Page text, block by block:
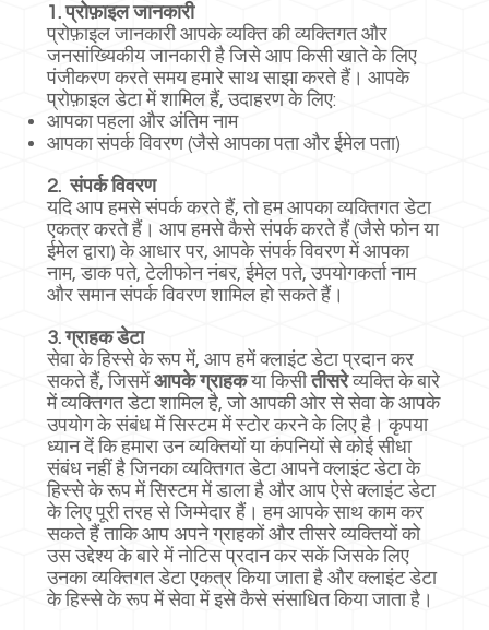
1. प्रोफ़ाइल जानकारी
प्रोफ़ाइल जानकारी आपके व्यक्ति की व्यक्तिगत और
जनसांख्यिकीय जानकारी है जिसे आप किसी खाते के लिए
पंजीकरण करते समय हमारे साथ साझा करते हैं। आपके
प्रोफ़ाइल डेटा में शामिल हैं, उदाहरण के लिए:
आपका पहला और अंतिम नाम
आपका संपर्क विवरण (जैसे आपका पता और ईमेल पता)
2. संपर्क विवरण
यदि आप हमसे संपर्क करते हैं, तो हम आपका व्यक्तिगत डेटा
एकत्र करते हैं। आप हमसे कैसे संपर्क करते हैं (जैसे फोन या
ईमेल द्वारा) के आधार पर, आपके संपर्क विवरण में आपका
नाम, डाक पते, टेलीफोन नंबर, ईमेल पते, उपयोगकर्ता नाम
और समान संपर्क विवरण शामिल हो सकते हैं।
3. ग्राहक डेटा
सेवा के हिस्से के रूप में, आप हमें क्लाइंट डेटा प्रदान कर
सकते हैं, जिसमेंआपके ग्राहकया किसीतीसरेव्यक्ति के बारे
में व्यक्तिगत डेटा शामिल है, जो आपकी ओर से सेवा के आपके
उपयोग के संबंध में सिस्टम में स्टोर करने के लिए है। कृपया
ध्यान दें कि हमारा उन व्यक्तियों या कंपनियों से कोई सीधा
संबंध नहीं है जिनका व्यक्तिगत डेटा आपने क्लाइंट डेटा के
हिस्से के रूप में सिस्टम में डाला है और आप ऐसे क्लाइंट डेटा
के लिए पूरी तरह से जिम्मेदार हैं। हम आपके साथ काम कर
सकते हैं ताकि आप अपने ग्राहकों और तीसरे व्यक्तियों को
उस उद्देश्य के बारे में नोटिस प्रदान कर सकें जिसके लिए
उनका व्यक्तिगत डेटा एकत्र किया जाता है और क्लाइंट डेटा
के हिस्से के रूप में सेवा में इसे कैसे संसाधित किया जाता है।